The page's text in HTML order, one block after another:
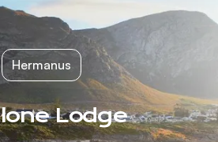
Hermanus
Lodge